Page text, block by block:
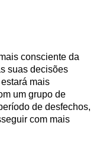
consciente da
suas decisões
mais
um grupo de
de desfechos,
com mais